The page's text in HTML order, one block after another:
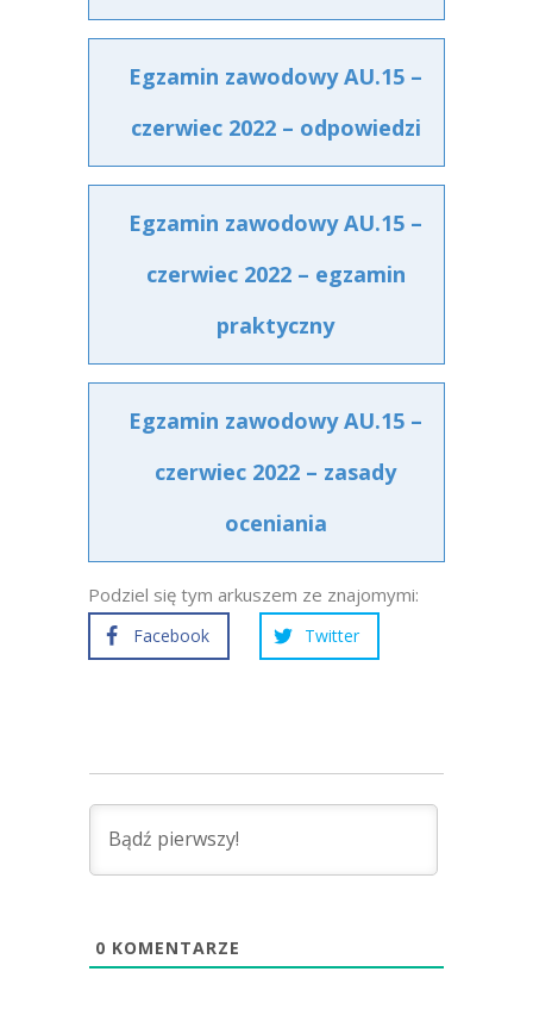
Egzamin zawodowy AU.15 –
czerwiec 2022 – odpowiedzi
Egzamin zawodowy AU.15 –
czerwiec 2022 – egzamin
praktyczny
Egzamin zawodowy AU.15 –
czerwiec 2022 – zasady
oceniania
Podziel się tym arkuszem ze znajomymi:
Facebook Twitter
0 KOMENTARZE